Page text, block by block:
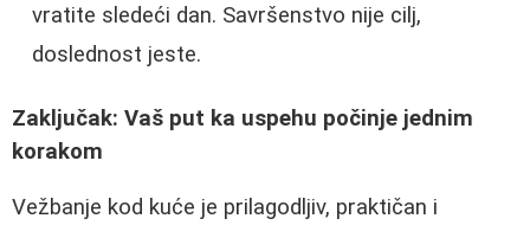
vratite sledeći dan. Savršenstvo nije cilj,
doslednost jeste.
Zaključak: Vaš put ka uspehu počinje jednim
korakom
Vežbanje kod kuće je prilagodljiv, praktičan i